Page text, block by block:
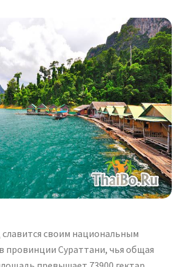
своим национальным
провинции Сураттани, чья общая